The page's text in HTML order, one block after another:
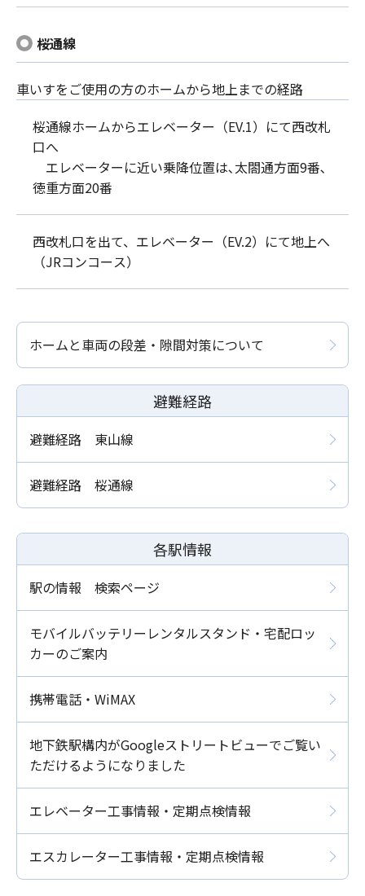
桜通線
車いすをご使用の方のホームから地上までの経路
桜通線ホームからエレベーター（EV.1）にて西改札
口へ
エレベーターに近い乗降位置は､太閤通方面9番､
徳重方面20番
西改札口を出て、エレベーター（EV.2）にて地上へ
（JRコンコース）
ホームと車両の段差・隙間対策について
避難経路
避難経路 東山線
避難経路 桜通線
各駅情報
駅の情報 検索ページ
モバイルバッテリーレンタルスタンド・宅配ロッ
カーのご案内
携帯電話・WiMAX
地下鉄駅構内がGoogleストリートビューでご覧い
ただけるようになりました
エレベーター工事情報・定期点検情報
エスカレーター工事情報・定期点検情報